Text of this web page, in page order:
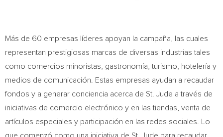
Más de 60 empresas líderes apoyan la campaña, las cuales
representan prestigiosas marcas de diversas industrias tales
como comercios minoristas, gastronomía, turismo, hotelería y
medios de comunicación. Estas empresas ayudan a recaudar
fondos y a generar conciencia acerca de St. Jude a través de
iniciativas de comercio electrónico y en las tiendas, venta de
artículos especiales y participación en las redes sociales. Lo